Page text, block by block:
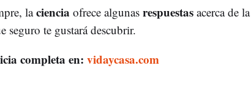
laciencia ofrece algunas respuestasacerca de la
seguro te gustará descubrir.
completa en: vidaycasa.com